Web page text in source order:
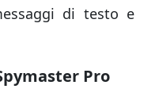
di testo e
Pro